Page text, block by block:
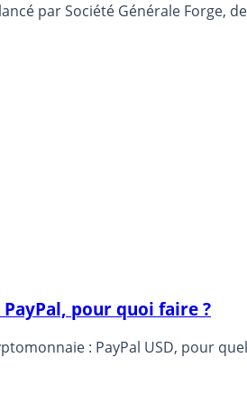
par Société Générale
PayPal, pour quoi faire ?
: PayPal USD, pour